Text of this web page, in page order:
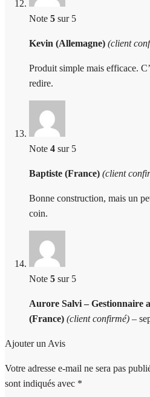
Note 5 sur 5
Kevin (Allemagne) (client
Produit simple mais efficace.
redire.
Note 4 sur 5
Baptiste (France) (client
Bonne construction, mais un
coin.
Note 5 sur 5
Aurore Salvi – Gestionnaire
(France) (client confirmé) –
Ajouter un Avis
Votre adresse e-mail ne sera pas
sont indiqués avec *